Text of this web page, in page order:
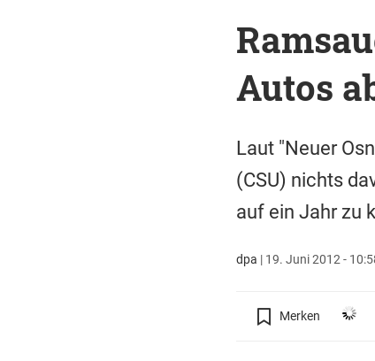
Autos
Laut "Neuer
(CSU) nichts
auf ein Jahr zu
dpa | 19. Juni 2012 -
Merken